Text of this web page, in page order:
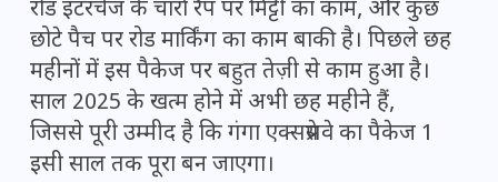
रोड इंटरचेंज के चारों रैंप पर मिट्टी का काम, और कुछ
छोटे पैच पर रोड मार्किंग का काम बाकी है। पिछले छह
महीनों में इस पैकेज पर बहुत तेज़ी से काम हुआ है।
साल 2025 के खत्म होने में अभी छह महीने हैं,
जिससे पूरी उम्मीद है कि गंगा एक्सप्रेसवे का पैकेज 1
इसी साल तक पूरा बन जाएगा।